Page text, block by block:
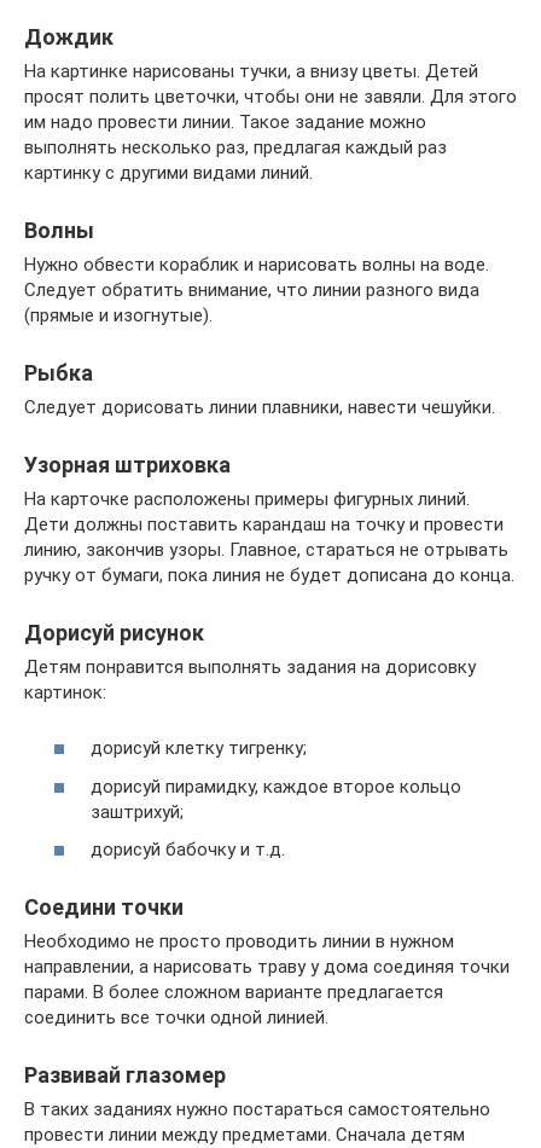
Дождик
На картинке нарисованы тучки, а внизу цветы. Детей
просят полить цветочки, чтобы они не завяли. Для этого
им надо провести линии. Такое задание можно
выполнять несколько раз, предлагая каждый раз
картинку с другими видами линий.
Волны
Нужно обвести кораблик и нарисовать волны на воде.
Следует обратить внимание, что линии разного вида
(прямые и изогнутые).
Рыбка
Следует дорисовать линии плавники, навести чешуйки.
Узорная штриховка
На карточке расположены примеры фигурных линий.
Дети должны поставить карандаш на точку и провести
линию, закончив узоры. Главное, стараться не отрывать
ручку от бумаги, пока линия не будет дописана до конца.
Дорисуй рисунок
Детям понравится выполнять задания на дорисовку
картинок:
дорисуй клетку тигренку;
дорисуй пирамидку, каждое второе кольцо
заштрихуй;
дорисуй бабочку и т.д.
Соедини точки
Необходимо не просто проводить линии в нужном
направлении, а нарисовать траву у дома соединяя точки
парами. В более сложном варианте предлагается
соединить все точки одной линией.
Развивай глазомер
В таких заданиях нужно постараться самостоятельно
провести линии между предметами. Сначала детям